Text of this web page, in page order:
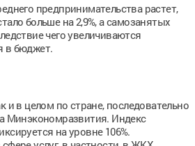
предпринимательства растет,
больше на 2,9%, а самозанятых
чего увеличиваются
в бюджет.
и в целом по стране, последовательно
Минэкономразвития. Индекс
на уровне 106%.